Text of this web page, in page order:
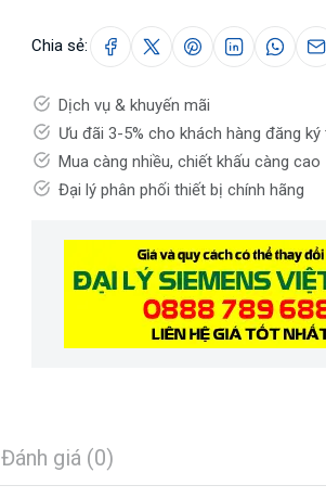
Chia sẻ:
Dịch vụ & khuyến mãi
Ưu đãi 3-5% cho khách hàng đăng ký
Mua càng nhiều, chiết khấu càng cao
Đại lý phân phối thiết bị chính hãng
Đánh giá (0)